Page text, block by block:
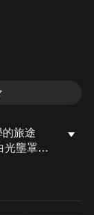
旅途
光壟罩，
大魔帝。